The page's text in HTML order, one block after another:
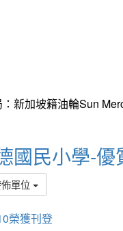
新加坡籍油輪Sun
國民小學-優
單位
榮獲刊登